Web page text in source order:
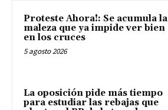
Proteste Ahora!: Se acumula la
maleza que ya impide ver bien
en los cruces
5 agosto 2026
La oposición pide más tiempo
para estudiar las rebajas que